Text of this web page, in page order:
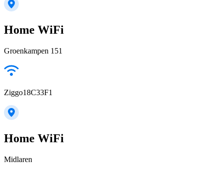
Home WiFi
Groenkampen 151
Ziggo18C33F1
Home WiFi
Midlaren